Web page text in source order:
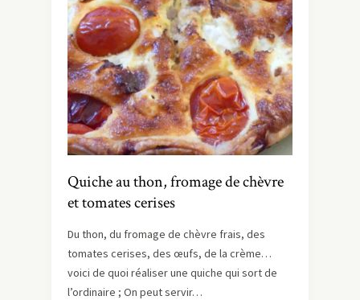
Quiche au thon, fromage de chèvre
et tomates cerises
Du thon, du fromage de chèvre frais, des
tomates cerises, des œufs, de la crème…
voici de quoi réaliser une quiche qui sort de
l’ordinaire ; On peut servir…